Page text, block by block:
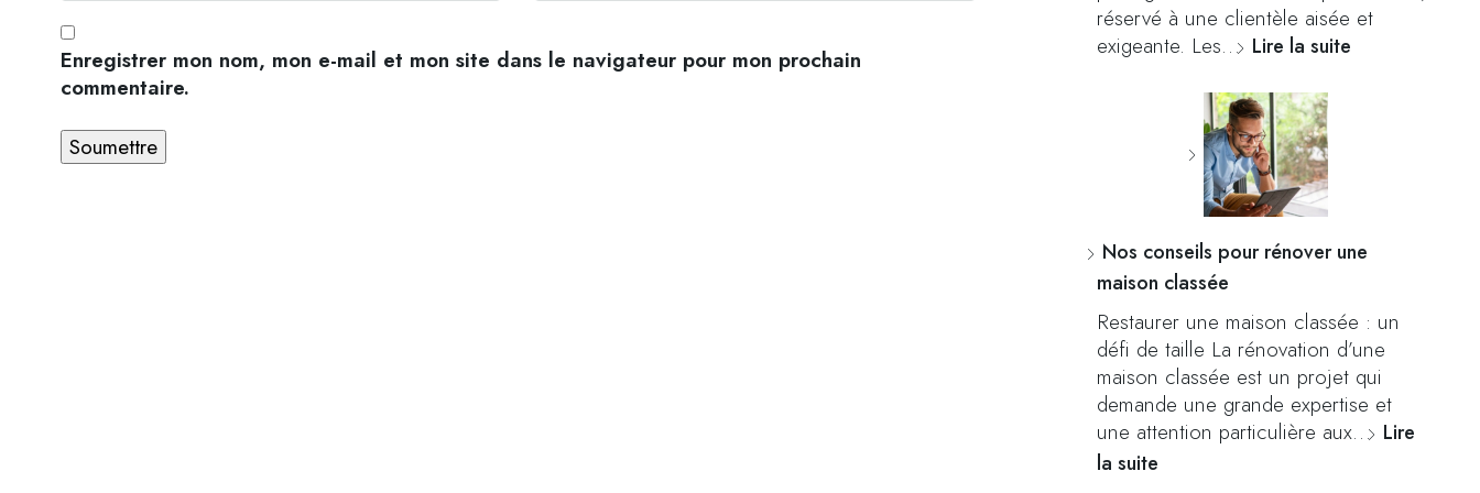
Enregistrer mon nom, mon e-mail et mon site dans le navigateur pour mon prochain
commentaire.
réservé à une clientèle aisée et
exigeante. Les… Lire la suite
Nos conseils pour rénover une
maison classée
Restaurer une maison classée : un
défi de taille La rénovation d’une
maison classée est un projet qui
demande une grande expertise et
une attention particulière aux… Lire
la suite